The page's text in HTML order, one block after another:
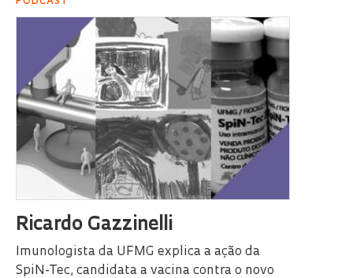
Ricardo Gazzinelli
Imunologista da UFMG explica a ação da
SpiN-Tec, candidata a vacina contra o novo